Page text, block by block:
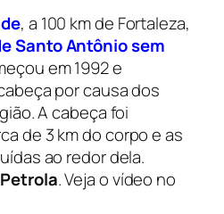
, a 100 km de Fortaleza,
Santo Antônio sem
em 1992 e
por causa dos
A cabeça foi
de 3 km do corpo e as
ao redor dela.
. Veja o vídeo no